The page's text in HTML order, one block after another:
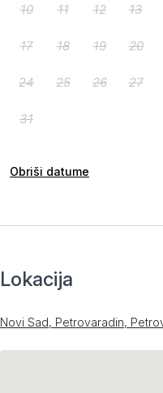
Obriši datume
Lokacija
Novi Sad, Petrovaradin,